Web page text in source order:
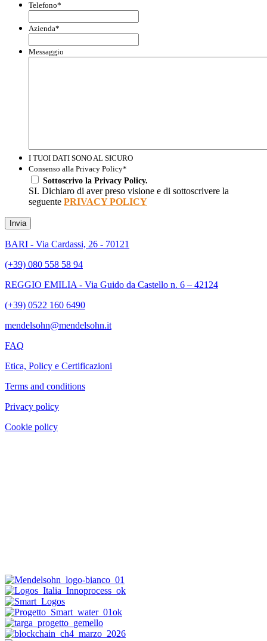
Telefono*
Azienda*
Messaggio
I TUOI DATI SONO AL SICURO
Consenso alla Privacy Policy*
Sottoscrivo la Privacy Policy.
SI. Dichiaro di aver preso visione e di sottoscrivere la
seguente PRIVACY POLICY
Invia
BARI - Via Cardassi, 26 - 70121
(+39) 080 558 58 94
REGGIO EMILIA - Via Guido da Castello n. 6 – 42124
(+39) 0522 160 6490
mendelsohn@mendelsohn.it
FAQ
Etica, Policy e Certificazioni
Terms and conditions
Privacy policy
Cookie policy